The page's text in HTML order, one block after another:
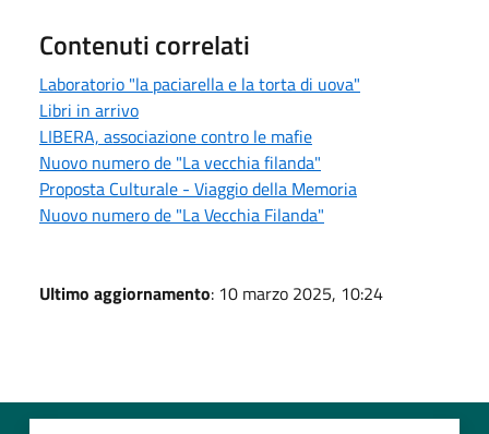
Contenuti correlati
Laboratorio "la paciarella e la torta di uova"
Libri in arrivo
LIBERA, associazione contro le mafie
Nuovo numero de "La vecchia filanda"
Proposta Culturale - Viaggio della Memoria
Nuovo numero de "La Vecchia Filanda"
Ultimo aggiornamento: 10 marzo 2025, 10:24